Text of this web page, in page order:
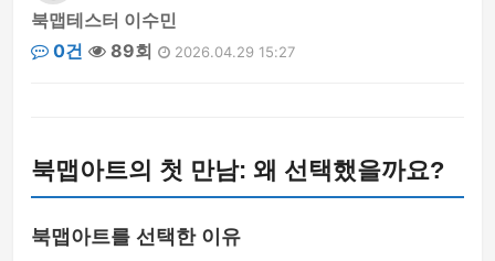
북맵테스터 이수민
0건
89회 2026.04.29 15:27
북맵아트의 첫 만남: 왜 선택했을까요?
북맵아트를 선택한 이유